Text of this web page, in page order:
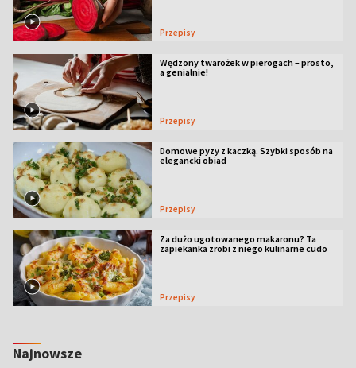
Przepisy
Wędzony twarożek w pierogach – prosto,
a genialnie!
Przepisy
Domowe pyzy z kaczką. Szybki sposób na
elegancki obiad
Przepisy
Za dużo ugotowanego makaronu? Ta
zapiekanka zrobi z niego kulinarne cudo
Przepisy
Najnowsze